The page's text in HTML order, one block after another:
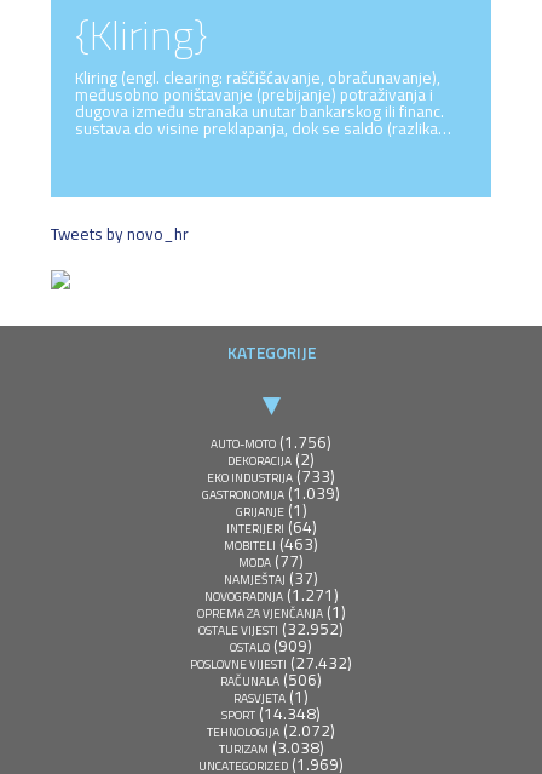
{Kliring}
Kliring (engl. clearing: raščišćavanje, obračunavanje),
međusobno poništavanje (prebijanje) potraživanja i
dugova između stranaka unutar bankarskog ili financ.
sustava do visine preklapanja, dok se saldo (razlika…
Tweets by novo_hr
KATEGORIJE
AUTO-MOTO (1.756)
DEKORACIJA (2)
EKO INDUSTRIJA (733)
GASTRONOMIJA (1.039)
GRIJANJE(1)
INTERIJERI (64)
MOBITELI (463)
MODA (77)
NAMJEŠTAJ (37)
NOVOGRADNJA(1.271)
OPREMA ZA VJENČANJA(1)
OSTALE VIJESTI (32.952)
OSTALO (909)
POSLOVNE VIJESTI (27.432)
RAČUNALA (506)
RASVJETA (1)
SPORT (14.348)
TEHNOLOGIJA (2.072)
TURIZAM (3.038)
UNCATEGORIZED (1.969)